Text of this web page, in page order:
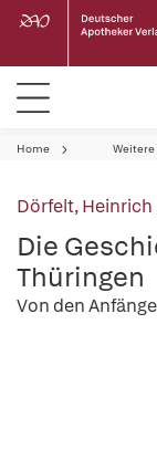
Home
Dörfelt, Heinrich
Die
Thüringen
Von den